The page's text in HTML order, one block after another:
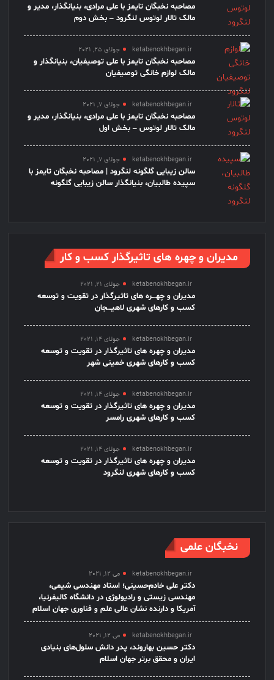
مصاحبه نخبگان تایمز با علی مرادی، بنیانگذار، مدیر و
مالک تالار لوتوس لنگرود – بخش دوم
ketabenokhbegan.ir جولای 25, 2021
مصاحبه نخبگان تایمز با علی توصیفیان، بنیانگذار و
مالک لوازم خانگی توصیفیان
ketabenokhbegan.ir جولای 7, 2021
مصاحبه نخبگان تایمز با علی مرادی، بنیانگذار، مدیر و
مالک تالار لوتوس – بخش اول
ketabenokhbegan.ir جولای 7, 2021
سالن زیبایی گلگونه لنگرود | مصاحبه نخبگان تایمز با
سپیده طالبیان، بنیانگذار سالن زیبایی گلگونه
مدیران و چهره های تاثیرگذار کسب و کار
ketabenokhbegan.ir جولای 21, 2021
مدیران و چهـــره های تاثیرگذار در تقویت و توسعه
کسب و کارهای شهری لاهیـــجان
ketabenokhbegan.ir جولای 14, 2021
مدیران و چهره های تاثیرگذار در تقویت و توسعه
کسب و کارهای شهری خمینی شهر
ketabenokhbegan.ir جولای 14, 2021
مدیران و چهره های تاثیرگذار در تقویت و توسعه
کسب و کارهای شهری رامسر
ketabenokhbegan.ir جولای 14, 2021
مدیران و چهره های تاثیرگذار در تقویت و توسعه
کسب و کارهای شهری لنگرود
نخبگان علمی
ketabenokhbegan.ir می 12, 2021
دکتر علی خادم‌حسینی؛ استاد مهندسی شیمی،
مهندسی زیستی و رادیولوژی در دانشگاه کالیفرنیا،
آمریکا و دارنده نشان عالی علم و فناوری جهان اسلام
ketabenokhbegan.ir می 12, 2021
دکتر حسین بهاروند، پدر دانش سلول‌های بنیادی
ایران و محقق برتر جهان اسلام